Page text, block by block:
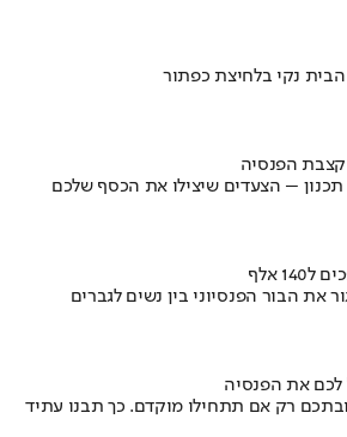
נקי בלחיצת כפתור
הפנסיה
– הצעדים שיצילו את הכסף שלכם
את הבור הפנסיוני בין נשים לגברים
לכם את הפנסיה
רק אם תתחילו מוקדם. כך תבנו עתיד